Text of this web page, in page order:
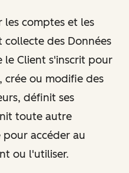
les comptes et les
collecte des Données
le Client s'inscrit pour
crée ou modifie des
définit ses
toute autre
accéder au
ou l'utiliser.